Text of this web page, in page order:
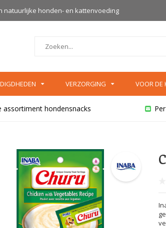
natuurlijke honden- en kattenvoeding
VERZORGING VOOR DE
assortiment hondensnacks